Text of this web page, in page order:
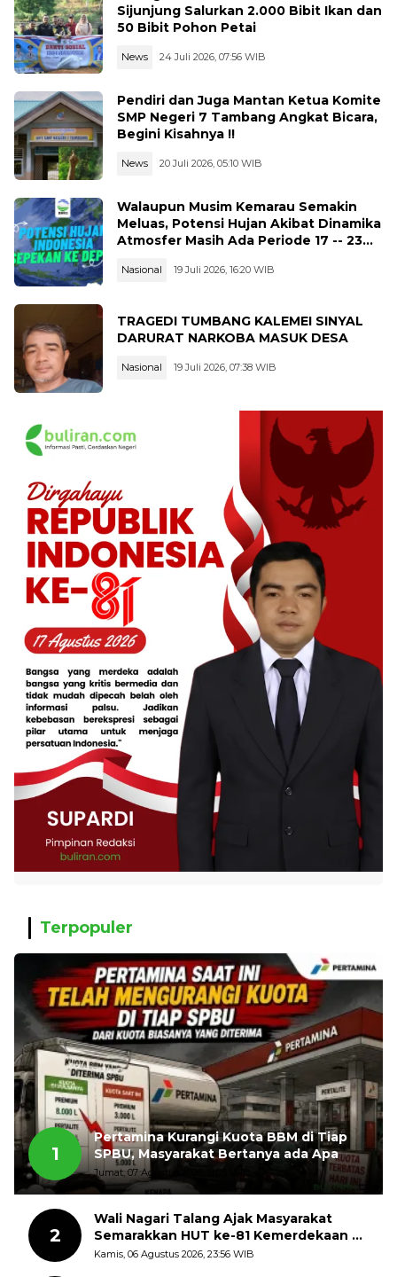
Sijunjung Salurkan 2.000 Bibit Ikan dan
50 Bibit Pohon Petai
News 24 Juli 2026, 07:56 WIB
Pendiri dan Juga Mantan Ketua Komite
SMP Negeri 7 Tambang Angkat Bicara,
Begini Kisahnya !!
News 20 Juli 2026, 05:10 WIB
Walaupun Musim Kemarau Semakin
Meluas, Potensi Hujan Akibat Dinamika
Atmosfer Masih Ada Periode 17 -- 23
Nasional 19 Juli 2026, 16:20 WIB
TRAGEDI TUMBANG KALEMEI SINYAL
DARURAT NARKOBA MASUK DESA
Nasional 19 Juli 2026, 07:38 WIB
Terpopuler
1
Pertamina Kurangi Kuota BBM di Tiap
SPBU, Masyarakat Bertanya ada Apa
Jumat, 07 Agustus 2026, 11:03 WIB
2
Wali Nagari Talang Ajak Masyarakat
Semarakkan HUT ke-81 Kemerdekaan RI
dengan Mengibarkan Bendera Merah
Kamis, 06 Agustus 2026, 23:56 WIB